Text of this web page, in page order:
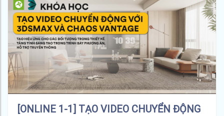
[ONLINE 1-1] TẠO VIDEO CHUYỂN ĐỘNG